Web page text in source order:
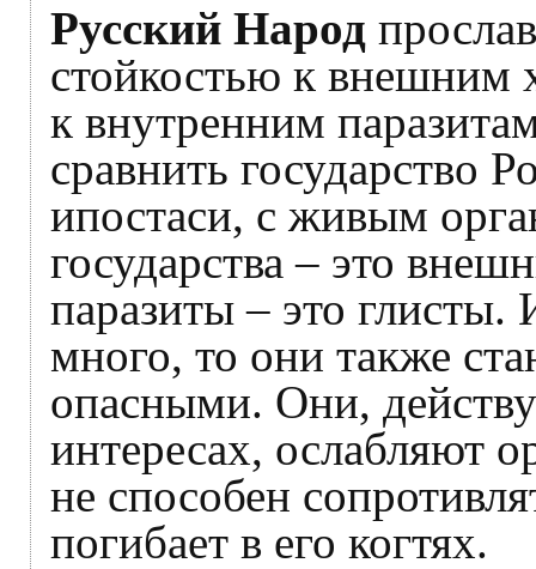
Русский Народ
стойкостью к
к внутренним
сравнить государство
ипостаси, с живым
государства – это
паразиты – это глисты.
много, то они также
опасными. Они,
интересах, ослабляют
не способен
погибает в его когтях.